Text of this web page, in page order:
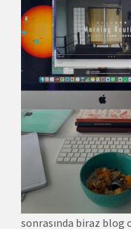
sonrasında biraz blog